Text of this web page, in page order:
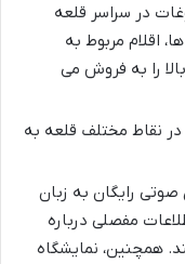
در سراسر قلعه
اقلام مربوط به
را به فروش می
نقاط مختلف قلعه به
صوتی رایگان به زبان
مفصلی درباره
همچنین، نمایشگاه